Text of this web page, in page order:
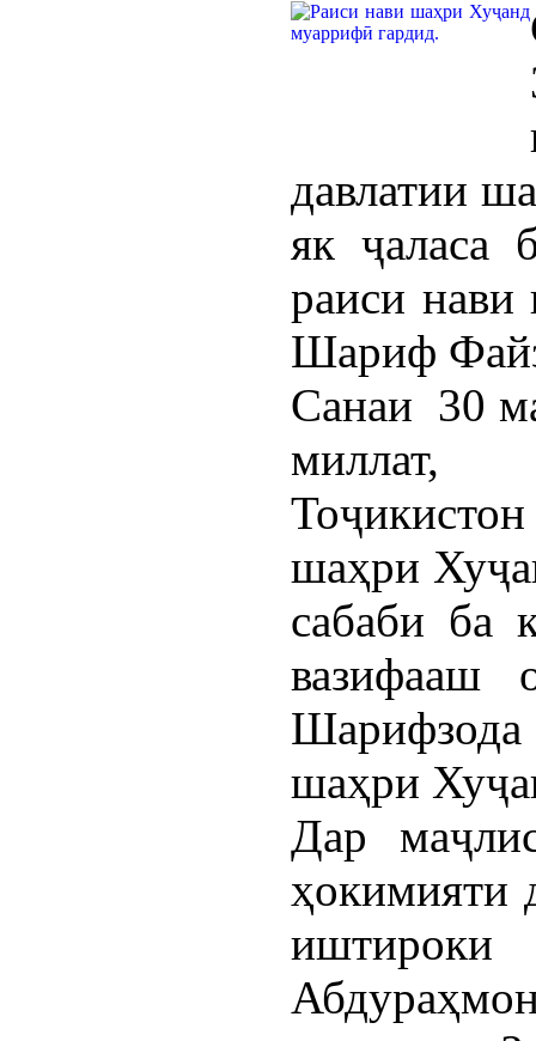
давлатии
як ҷаласа
раиси
Шариф
Санаи 30
миллат,
шаҳри
сабаби ба
вазифааш
шаҳри
Дар
ҳокимияти